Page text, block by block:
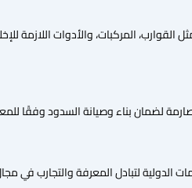
المركبات، والأدوات اللازمة
لضمان بناء وصيانة السدود وفقًا
الدولية لتبادل المعرفة والتجارب في